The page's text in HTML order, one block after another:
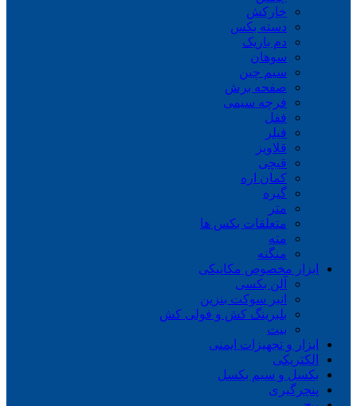
خارکش
دسته بکس
دم باریک
سوهان
سیم چین
صفحه برش
فرچه سیمی
ففل
فیلر
قلاویز
قیچی
کمان اره
گیره
متر
متعلقات بکس ها
مته
منگنه
ابزار مخصوص مکانیکی
آلن بکسی
انبر سوکت بنزین
بلبرینگ کش و فولی کش
بیت
ابزار و تجهیزات ایمنی
الکتریکی
بکسل و سیم بکسل
پنچرگیری